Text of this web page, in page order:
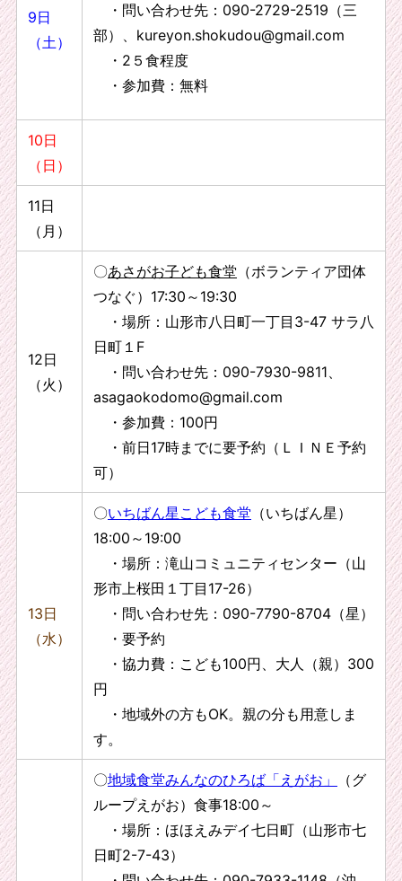
9日
（土）
・問い合わせ先：090-2729-2519（三
部）、kureyon.shokudou@gmail.com
・2５食程度
・参加費：無料
10日
（日）
11日
（月）
12日
（火）
〇あさがお子ども食堂 （ボランティア団体
つなぐ）17:30～19:30
・場所：山形市八日町一丁目3-47 サラ八
日町１F
・問い合わせ先：090-7930-9811、
asagaokodomo@gmail.com
・参加費：100円
・前日17時までに要予約（ＬＩＮＥ予約
可）
13日
（水）
〇いちばん星こども食堂 （いちばん星）
18:00～19:00
・場所：滝山コミュニティセンター（山
形市上桜田１丁目17-26）
・問い合わせ先：090-7790-8704（星）
・要予約
・協力費：こども100円、大人（親）300
円
・地域外の方もOK。親の分も用意しま
す。
〇地域食堂みんなのひろば「えがお」 （グ
ループえがお）食事18:00～
・場所：ほほえみデイ七日町（山形市七
日町2-7-43）